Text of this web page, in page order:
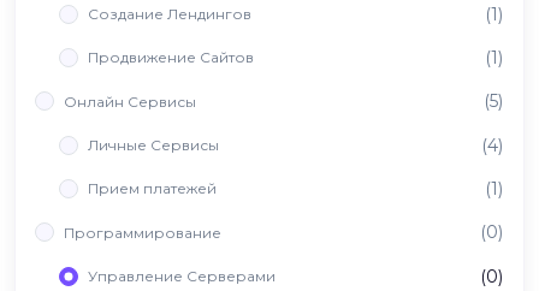
Создание Лендингов (1)
Продвижение Сайтов (1)
Онлайн Сервисы (5)
Личные Сервисы (4)
Прием платежей (1)
Программирование (0)
Управление Серверами (0)